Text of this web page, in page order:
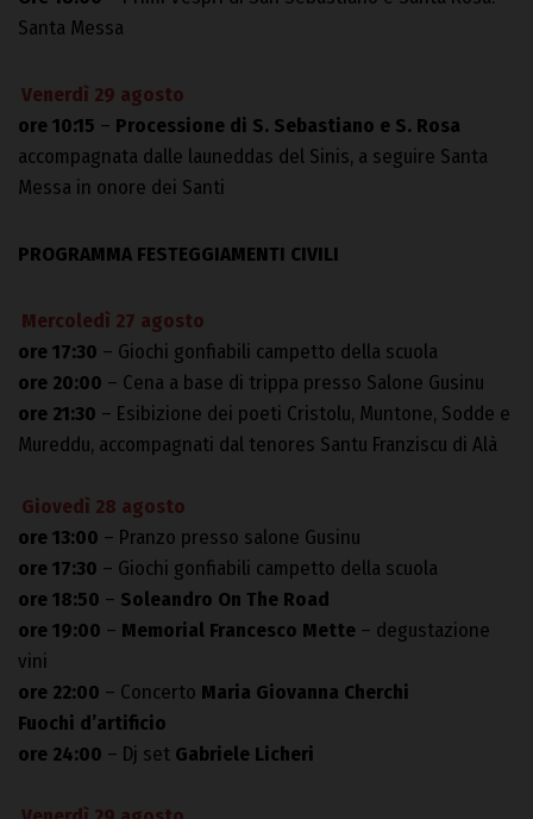
Santa Messa
Venerdì 29 agosto
ore 10:15 – Processione di S. Sebastiano e S. Rosa
accompagnata dalle launeddas del Sinis, a seguire Santa
Messa in onore dei Santi
PROGRAMMA FESTEGGIAMENTI CIVILI
Mercoledì 27 agosto
ore 17:30 – Giochi gonfiabili campetto della scuola
ore 20:00 – Cena a base di trippa presso Salone Gusinu
ore 21:30 – Esibizione dei poeti Cristolu, Muntone, Sodde e
Mureddu, accompagnati dal tenores Santu Franziscu di Alà
Giovedì 28 agosto
ore 13:00 – Pranzo presso salone Gusinu
ore 17:30 – Giochi gonfiabili campetto della scuola
ore 18:50 – Soleandro On The Road
ore 19:00 – Memorial Francesco Mette – degustazione
vini
ore 22:00 – Concerto Maria Giovanna Cherchi
Fuochi d’artificio
ore 24:00 – Dj set Gabriele Licheri